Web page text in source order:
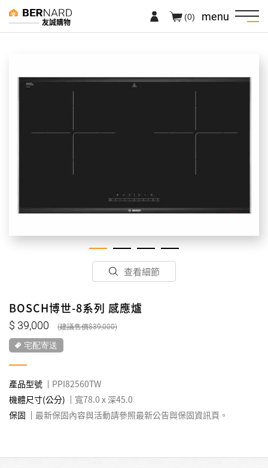
友誠購物 menu
(0)
查看細節
BOSCH博世-8系列 感應爐
39,000 39,000
宅配寄送
產品型號
PPI82560TW
機體尺寸(公分)
寬78.0 x 深45.0
保固
最新保固內容與活動請參照最新公告與保固資訊頁。